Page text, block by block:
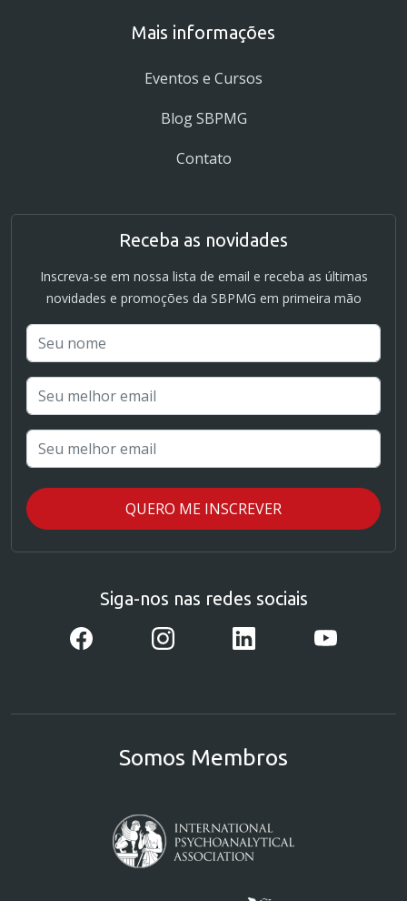
Mais informações
Eventos e Cursos
Blog SBPMG
Contato
Receba as novidades
Inscreva-se em nossa lista de email e receba as últimas
novidades e promoções da SBPMG em primeira mão
Siga-nos nas redes sociais
Somos Membros